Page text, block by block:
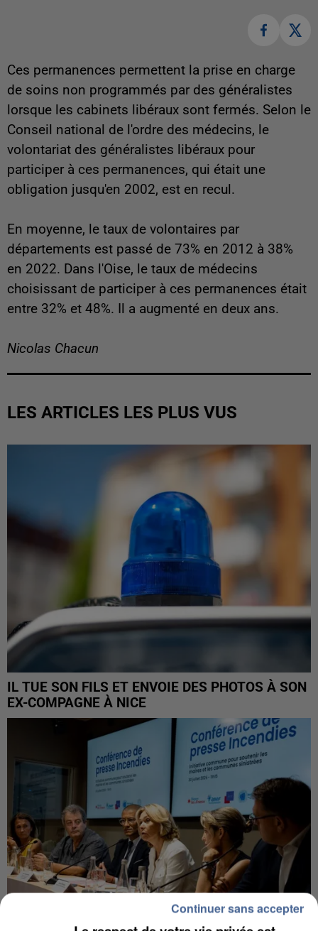
Ces permanences permettent la prise en charge
de soins non programmés par des généralistes
lorsque les cabinets libéraux sont fermés. Selon le
Conseil national de l'ordre des médecins, le
volontariat des généralistes libéraux pour
participer à ces permanences, qui était une
obligation jusqu'en 2002, est en recul.
En moyenne, le taux de volontaires par
départements est passé de 73% en 2012 à 38%
en 2022. Dans l'Oise, le taux de médecins
choisissant de participer à ces permanences était
entre 32% et 48%. Il a augmenté en deux ans.
Nicolas Chacun
LES ARTICLES LES PLUS VUS
IL TUE SON FILS ET ENVOIE DES PHOTOS À SON
EX-COMPAGNE À NICE
Continuer sans accepter